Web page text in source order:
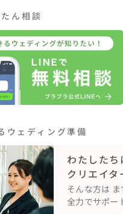
主ではありますが、クラシ
えるようにディレクション
にかく楽しむことを意識し
したが、当日の天気はとて
ードはせず、雪の上を歩
ドブーツに履き替え実際
ードは大好きなのでもちろ
ん相談
ウェディング準備
わたした
クリエイタ
そんな方は
全力でサポー